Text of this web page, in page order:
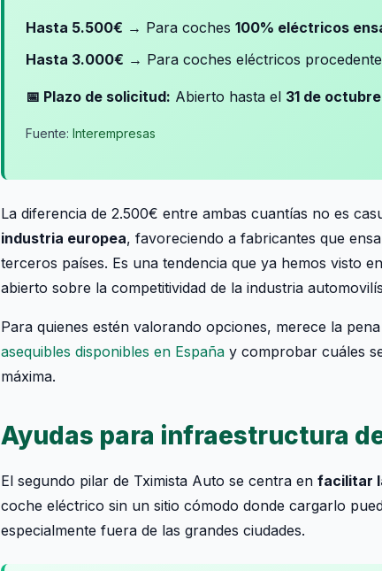
Hasta 5.500€ → Para coches 100% eléctricos
Hasta 3.000€ → Para coches eléctricos
📅 Plazo de solicitud: Abierto hasta el 31 de
Fuente: Interempresas
La diferencia de 2.500€ entre ambas cuantías no es
industria europea, favoreciendo a fabricantes que
terceros países. Es una tendencia que ya hemos visto
abierto sobre la competitividad de la industria
Para quienes estén valorando opciones, merece la
asequibles disponibles en España y comprobar cuáles
máxima.
Ayudas para infraestructura
El segundo pilar de Tximista Auto se centra en facilitar
coche eléctrico sin un sitio cómodo donde cargarlo
especialmente fuera de las grandes ciudades.